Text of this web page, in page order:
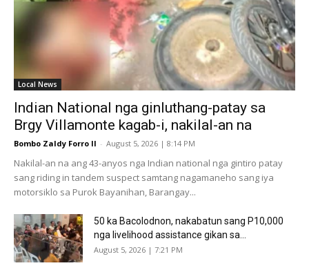
Local News
Indian National nga ginluthang-patay sa
Brgy Villamonte kagab-i, nakilal-an na
Bombo Zaldy Forro II - August 5, 2026 | 8:14 PM
Nakilal-an na ang 43-anyos nga Indian national nga gintiro patay
sang riding in tandem suspect samtang nagamaneho sang iya
motorsiklo sa Purok Bayanihan, Barangay...
50 ka Bacolodnon, nakabatun sang P10,000
nga livelihood assistance gikan sa...
August 5, 2026 | 7:21 PM